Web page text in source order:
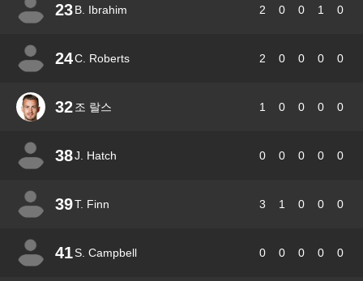
23B. Ibrahim 2 0 0 1 0
24C. Roberts 2 0 0 0 0
32조 랄스 1 0 0 0 0
38J. Hatch 0 0 0 0 0
39T. Finn 3 1 0 0 0
41S. Campbell 0 0 0 0 0